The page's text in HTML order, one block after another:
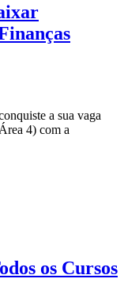
a sua vaga
4) com a
os Cursos